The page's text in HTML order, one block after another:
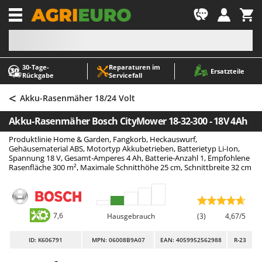
30‑Tage-
Rückgabe
Reparaturen im
Servicefall
Ersatzteile
-1
A
Abbeermaschinen - Traubenmühlen
Abfüllgeräte
Akku Gartenscheren
Akku Gras- und Strauchscheren
Akku-Stichsägen
Allzwecktransporter - Motorschubkarren
Anbaubagger Heckbagger für Traktoren
Arbeitsschutzkleidung
Aschesauger
A
ABAC
AgriEuro Premium
AgriEuro TOP-LINE
AGT
Aima
Airmec
ALA 2000
Alce
Alpina
< Akku-Rasenmäher 18/24 Volt
Akku-Rasenmäher Bosch CityMower 18-32-300 - 18V 4Ah
Produktlinie Home & Garden, Fangkorb, Heckauswurf,
Gehäusematerial ABS, Motortyp Akkubetrieben, Batterietyp Li-Ion,
Spannung 18 V, Gesamt-Amperes 4 Ah, Batterie-Anzahl 1, Empfohlene
Rasenfläche 300 m², Maximale Schnitthöhe 25 cm, Schnittbreite 32 cm
7,6 Hausgebrauch (3) 4,67/5
ID: K606791 MPN: 06008B9A07 EAN: 4059952562988 R-23